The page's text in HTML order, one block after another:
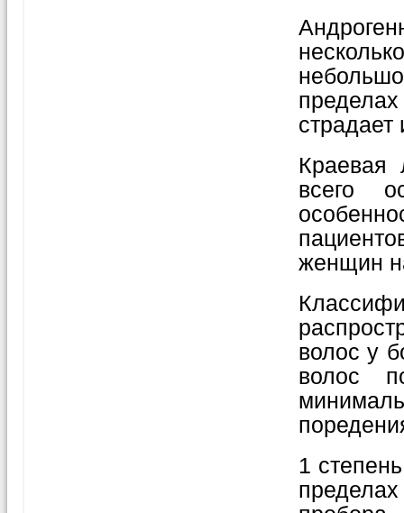
страдает
Краевая
всего
женщин
волос у
волос
1